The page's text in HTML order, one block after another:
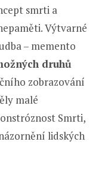
smrti a
Výtvarné
– memento
druhů
zobrazování
malé
Smrti,
lidských